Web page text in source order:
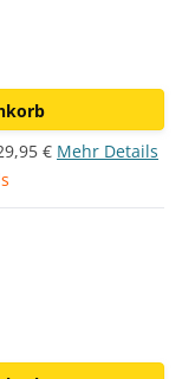
€ Mehr Details